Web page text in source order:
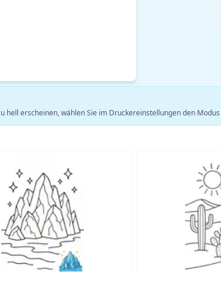
hell erscheinen, wählen Sie im Druckereinstellungen den